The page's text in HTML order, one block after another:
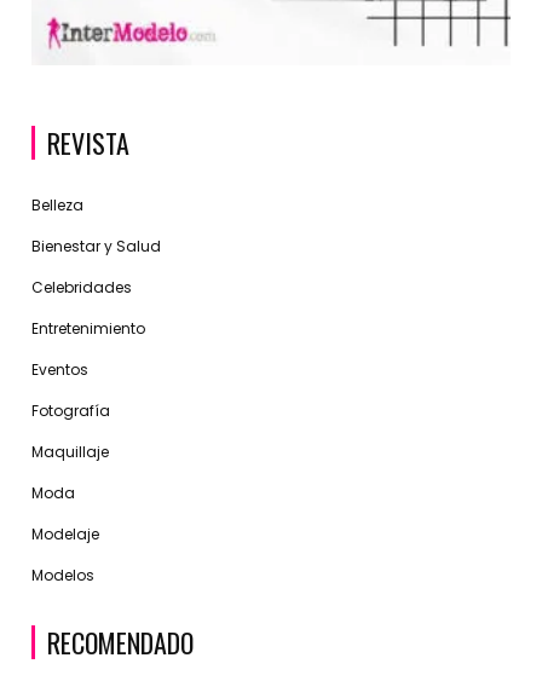
REVISTA
Belleza
Bienestar y Salud
Celebridades
Entretenimiento
Eventos
Fotografía
Maquillaje
Moda
Modelaje
Modelos
RECOMENDADO